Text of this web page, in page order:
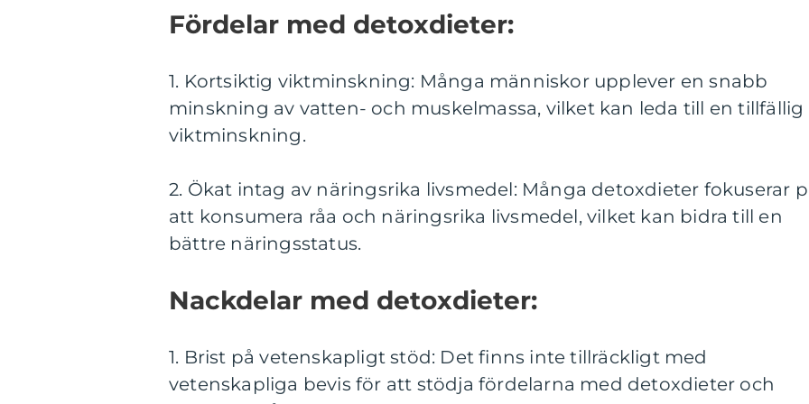
Fördelar med detoxdieter:
1. Kortsiktig viktminskning: Många människor upplever en snabb
minskning av vatten- och muskelmassa, vilket kan leda till en tillfällig
viktminskning.
2. Ökat intag av näringsrika livsmedel: Många detoxdieter fokuserar
att konsumera råa och näringsrika livsmedel, vilket kan bidra till en
bättre näringsstatus.
Nackdelar med detoxdieter:
1. Brist på vetenskapligt stöd: Det finns inte tillräckligt med
vetenskapliga bevis för att stödja fördelarna med detoxdieter och